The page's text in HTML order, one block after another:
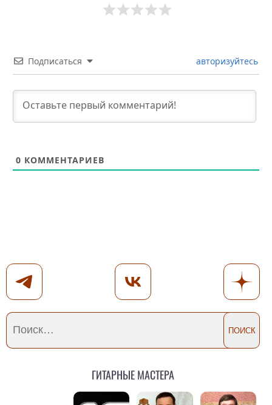
Подписаться авторизуйтесь
0 КОММЕНТАРИЕВ
Гитарные мастера